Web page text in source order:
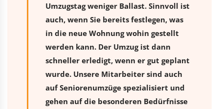
Umzugstag weniger Ballast. Sinnvoll ist
auch, wenn Sie bereits festlegen, was
in die neue Wohnung wohin gestellt
werden kann. Der Umzug ist dann
schneller erledigt, wenn er gut geplant
wurde. Unsere Mitarbeiter sind auch
auf Seniorenumzüge spezialisiert und
gehen auf die besonderen Bedürfnisse